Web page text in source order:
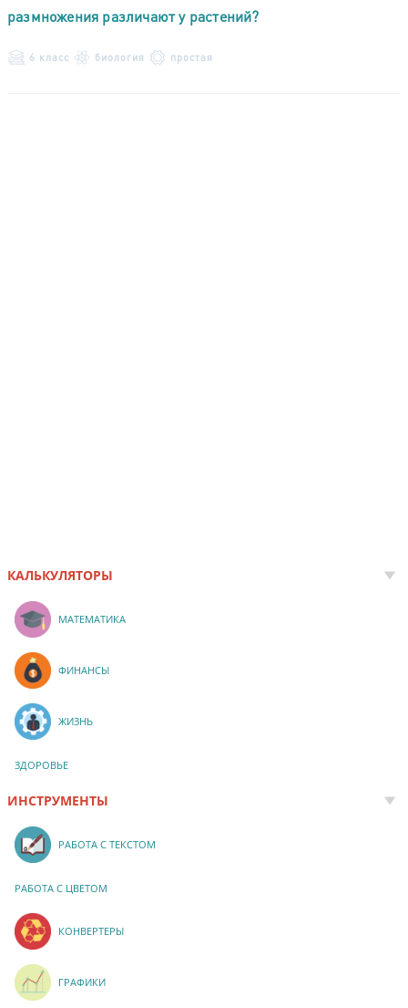
размножения различают у растений?
6 класс биология простая
КАЛЬКУЛЯТОРЫ
МАТЕМАТИКА
ФИНАНСЫ
ЖИЗНЬ
ЗДОРОВЬЕ
ИНСТРУМЕНТЫ
РАБОТА С ТЕКСТОМ
РАБОТА С ЦВЕТОМ
КОНВЕРТЕРЫ
ГРАФИКИ